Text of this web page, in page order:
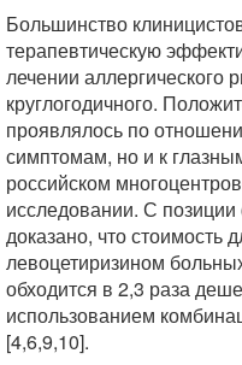
Большинство
терапевтическую
лечении аллергического
круглогодичного.
проявлялось по
симптомам, но и к
российском
исследовании. С
доказано, что стоимость
левоцетиризином
обходится в 2,3 раза
использованием
[4,6,9,10].